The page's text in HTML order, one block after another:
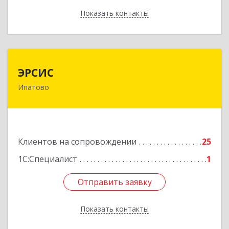
Показать контакты
Назад
ЭРСИС
Ипатово
Клиентов на сопровождении
25
1С:Специалист
1
Отправить заявку
Показать контакты
Подробнее
Отправить заявку
Назад